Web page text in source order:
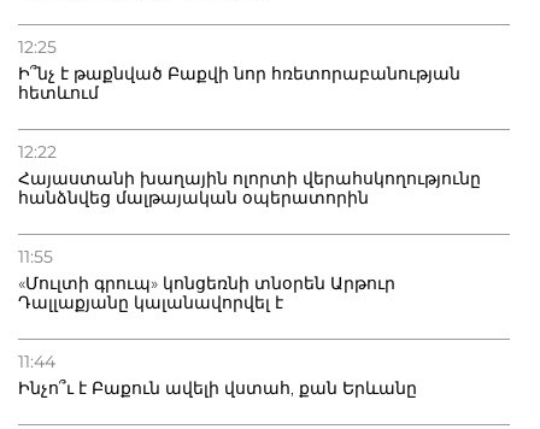
12:25
Ի՞նչ է թաքնված Բաքվի նոր հռետորաբանության
հետևում
12:22
Հայաստանի խաղային ոլորտի վերահսկողությունը
հանձնվեց մալթայական օպերատորին
11:55
«Մուլտի գրուպ» կոնցեռնի տնօրեն Արթուր
Դալլաքյանը կալանավորվել է
11:44
Ինչո՞ւ է Բաքուն ավելի վստահ, քան Երևանը